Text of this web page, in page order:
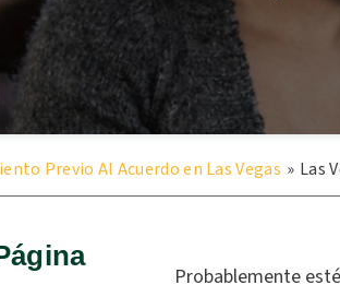
Previo Al Acuerdo en Las Vegas » Las
Probablemente